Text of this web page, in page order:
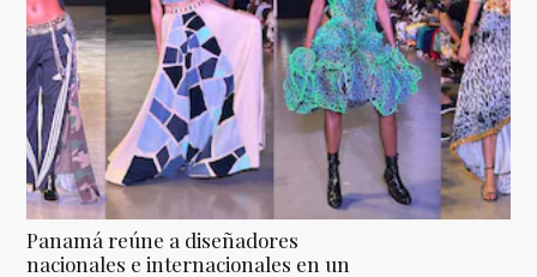
Panamá reúne a diseñadores
nacionales e internacionales en un